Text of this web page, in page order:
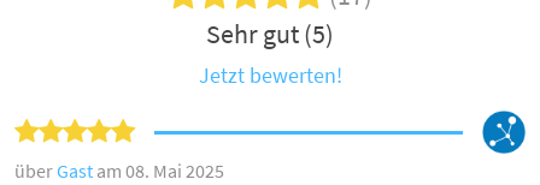
Sehr gut (5)
Jetzt bewerten!
überGast am 08. Mai 2025